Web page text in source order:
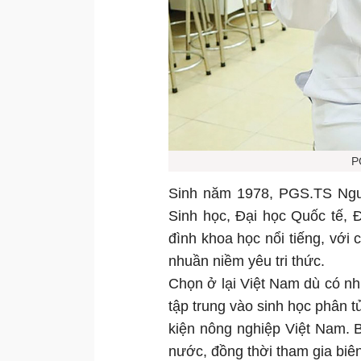
Sinh năm 1978, PGS.TS
Sinh học, Đại học Quốc tế,
đình khoa học nổi tiếng, với
nhuần niềm yêu tri thức.
Chọn ở lại Việt Nam dù có
tập trung vào sinh học phân
kiện nông nghiệp Việt Nam.
nước, đồng thời tham gia